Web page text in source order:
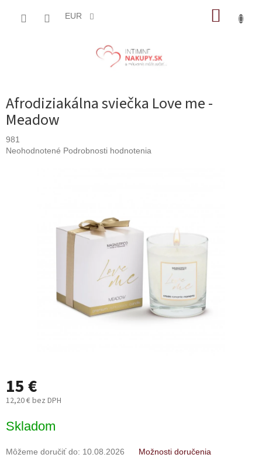
EUR
Afrodiziakálna sviečka Love me -
Meadow
981
Priemerné
Neohodnotené Podrobnosti hodnotenia
15 €
12,20 € bez DPH
cena:
Skladom
Môžeme doručiť do: 10.08.2026 Možnosti doručenia